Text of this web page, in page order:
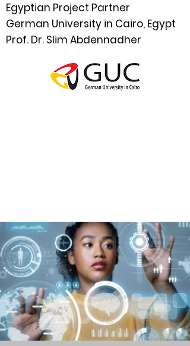
Egyptian Project Partner
German University in Cairo, Egypt
Prof. Dr. Slim Abdennadher